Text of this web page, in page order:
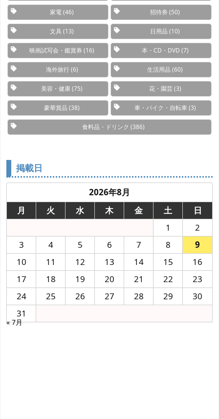
家電(46) 招待券 (50)
文具 (13) 日用品 (10)
映画試写会・鑑賞券 (16) 本・CD・DVD (7)
海外旅行(6) 生活用品 (60)
美容・健康(75) 花・園芸(3)
豪華賞品 (38) 車・バイク・自転車(3)
食料品・ドリンク (386)
掲載日
2026年8月
月
火 水 木 金 土
日
1
2
3
4 5 6 7 8
9
10
11 12 13 14 15
16
17
18 19 20 21 22
23
24
25 26 27 28 29
30
31
« 7月